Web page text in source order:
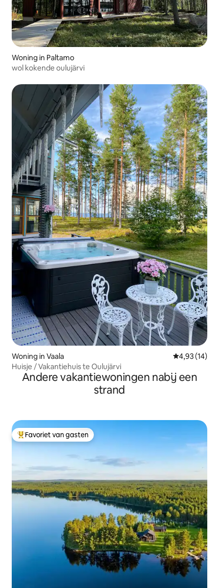
Woning in Paltamo
wol kokende oulujärvi
Woning in Vaala Gemiddelde
4,93 (14)
Huisje / Vakantiehuis te Oulujärvi
Andere vakantiewoningen nabij een
strand
Topfavoriet van gasten
Favoriet van gasten